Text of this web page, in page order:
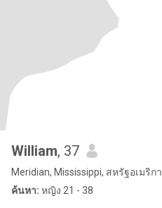
William, 37
Meridian, Mississippi, สหรัฐอเมริกา
ค้นหา: หญิง 21 - 38